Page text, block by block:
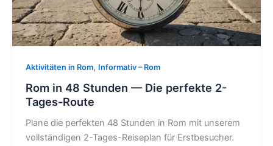
Aktivitäten in Rom, Informativ – Rom
Rom in 48 Stunden — Die perfekte 2-
Tages-Route
Plane die perfekten 48 Stunden in Rom mit unserem
vollständigen 2-Tages-Reiseplan für Erstbesucher.